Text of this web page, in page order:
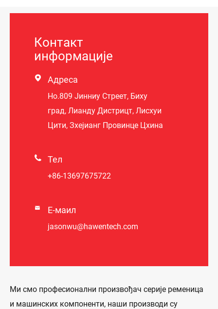
Контакт
информације
 Адреса
Но.809 Јинниу Стреет, Биху
град, Лианду Дистрицт, Лисхуи
Цити, Зхејианг Провинце Цхина
 Тел
+86-13697675722
 Е-маил
jasonwu@hawentech.com
Ми смо професионални произвођач серије ременица
и машинских компоненти, наши производи су